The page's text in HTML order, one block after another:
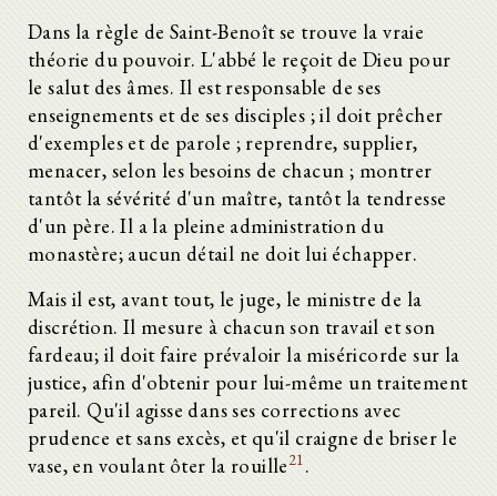
Dans la règle de Saint-Benoît se trouve la vraie
théorie du pouvoir. L'abbé le reçoit de Dieu pour
le salut des âmes. Il est responsable de ses
enseignements et de ses disciples ; il doit prêcher
d'exemples et de parole ; reprendre, supplier,
menacer, selon les besoins de chacun ; montrer
tantôt la sévérité d'un maître, tantôt la tendresse
d'un père. Il a la pleine administration du
monastère; aucun détail ne doit lui échapper.
Mais il est, avant tout, le juge, le ministre de la
discrétion. Il mesure à chacun son travail et son
fardeau; il doit faire prévaloir la miséricorde sur la
justice, afin d'obtenir pour lui-même un traitement
pareil. Qu'il agisse dans ses corrections avec
prudence et sans excès, et qu'il craigne de briser le
vase, en voulant ôter la rouille21.